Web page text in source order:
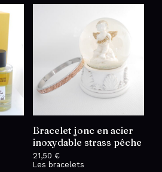
Bracelet jonc en acier
inoxydable strass pêche
21,50 €
Les bracelets